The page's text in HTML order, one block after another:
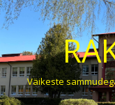
Väikeste